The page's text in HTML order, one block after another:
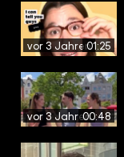
vor 3 Jahren01:25
vor 3 Jahren00:48